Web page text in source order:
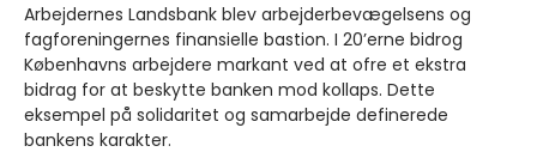
Arbejdernes Landsbank blev arbejderbevægelsens og
fagforeningernes finansielle bastion. I 20’erne bidrog
Københavns arbejdere markant ved at ofre et ekstra
bidrag for at beskytte banken mod kollaps. Dette
eksempel på solidaritet og samarbejde definerede
bankens karakter.